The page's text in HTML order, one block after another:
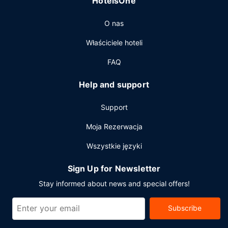
spotkanie w mieście Paihia, hotel oferuje pomieszczenia
powierzchni 18 m kw. (194 stopy kwadratowe).
Udogodnienia na miejscu to bezpłatne parkowanie
O nas
Właściciele hoteli
FAQ
Help and support
Support
Moja Rezerwacja
Wszystkie języki
Sign Up for Newsletter
Stay informed about news and special offers!
Subscribe